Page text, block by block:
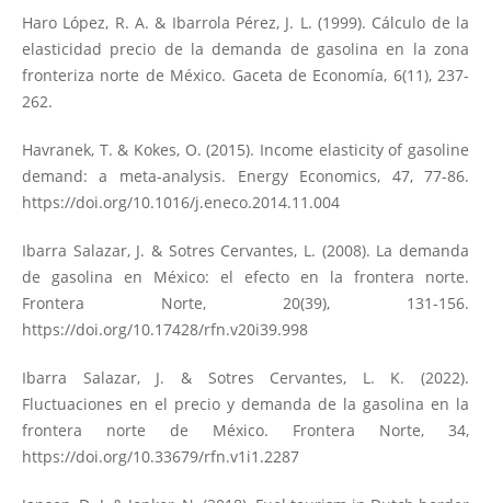
Haro López, R. A. & Ibarrola Pérez, J. L. (1999). Cálculo de la
elasticidad precio de la demanda de gasolina en la zona
fronteriza norte de México. Gaceta de Economía, 6(11), 237-
262.
Havranek, T. & Kokes, O. (2015). Income elasticity of gasoline
demand: a meta-analysis. Energy Economics, 47, 77-86.
https://doi.org/10.1016/j.eneco.2014.11.004
Ibarra Salazar, J. & Sotres Cervantes, L. (2008). La demanda
de gasolina en México: el efecto en la frontera norte.
Frontera Norte, 20(39), 131-156.
https://doi.org/10.17428/rfn.v20i39.998
Ibarra Salazar, J. & Sotres Cervantes, L. K. (2022).
Fluctuaciones en el precio y demanda de la gasolina en la
frontera norte de México. Frontera Norte, 34,
https://doi.org/10.33679/rfn.v1i1.2287